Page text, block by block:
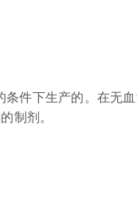
件下生产的。在无
制剂。